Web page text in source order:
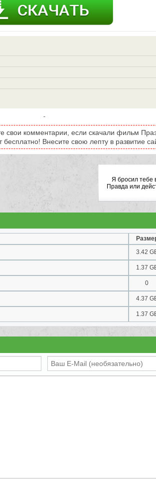
-
свои комментарии, если скачали фильм
бесплатно! Внесите свою лепту в развитие
Я бросил тебе
Правда или
3.42
1.37
0
4.37
1.37